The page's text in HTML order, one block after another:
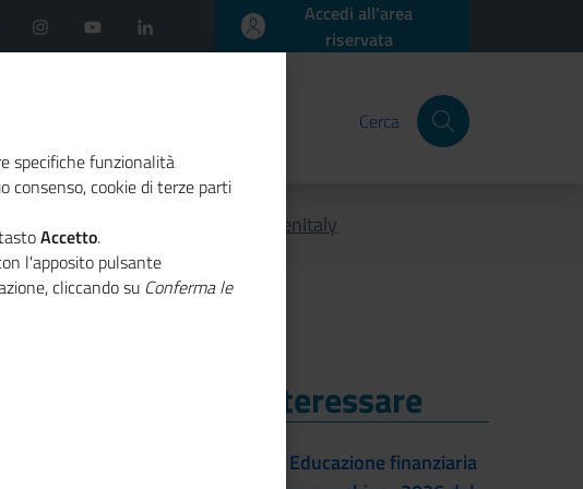
Accedi all'area
riservata
Cerca
la presentazione del Rapporto GreenItaly
Ti Potrebbe Interessare
22/09/2026 - Educazione finanziaria
specifiche funzionalità
consenso, cookie di terze parti
Accetto.
l'apposito pulsante
cliccando su Conferma le